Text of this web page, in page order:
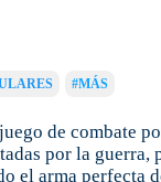
#MÁS
de combate
por la
arma perfecta